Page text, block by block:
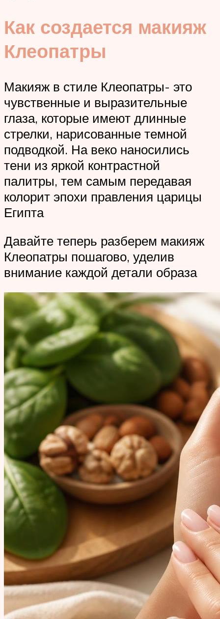
Как создается макияж
Клеопатры
Макияж в стиле Клеопатры- это
чувственные и выразительные
глаза, которые имеют длинные
стрелки, нарисованные темной
подводкой. На веко наносились
тени из яркой контрастной
палитры, тем самым передавая
колорит эпохи правления царицы
Египта
Давайте теперь разберем макияж
Клеопатры пошагово, уделив
внимание каждой детали образа